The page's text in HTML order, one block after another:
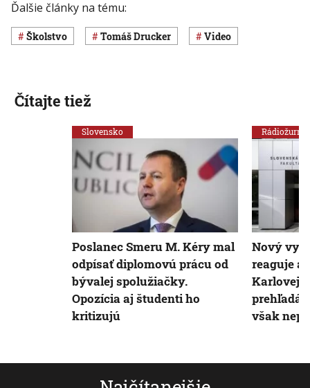
Ďalšie články na tému:
Školstvo Tomáš Drucker Video
Čítajte tiež
Slovensko
Poslanec Smeru M. Kéry mal
odpísať diplomovú prácu od
bývalej spolužiačky.
Opozícia aj študenti ho
kritizujú
Rádiožurnál
Nový
reaguje
Karlovej
však